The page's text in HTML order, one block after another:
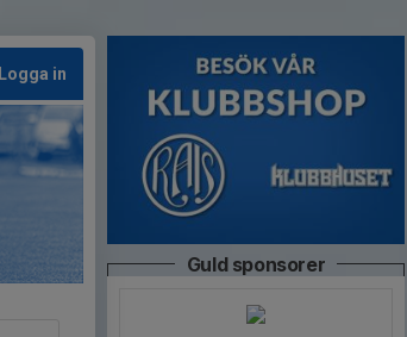
Logga in
Guld sponsorer